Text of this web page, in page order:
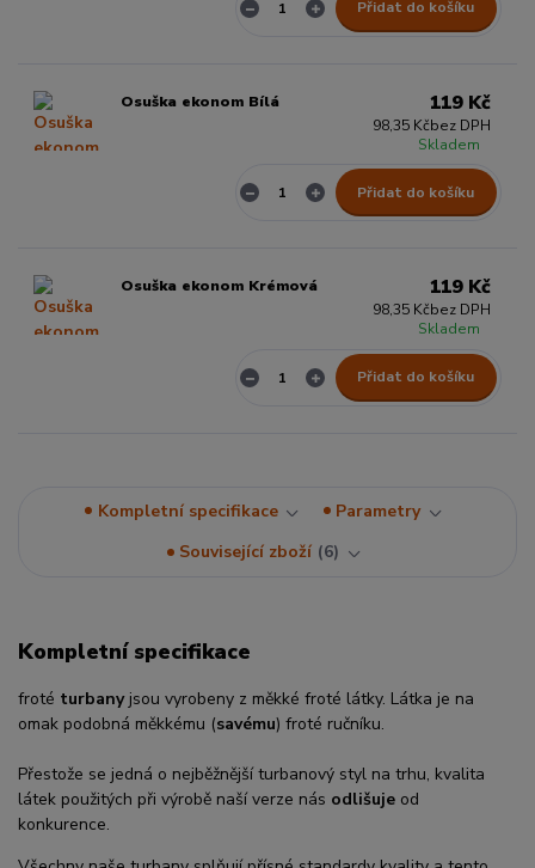
Přidat do košíku
Osuška ekonom Bílá 119 Kč
98,35 Kčbez DPH
Skladem
Přidat do košíku
Osuška ekonom Krémová 119 Kč
98,35 Kčbez DPH
Skladem
Přidat do košíku
Kompletní specifikace
Parametry
Související zboží 6
Kompletní specifikace
froté turbanyjsou vyrobeny z měkké froté látky. Látka je na
omak podobná měkkému (savému) froté ručníku.
Přestože se jedná o nejběžnější turbanový styl na trhu, kvalita
látek použitých při výrobě naší verze nás odlišuje od
konkurence.